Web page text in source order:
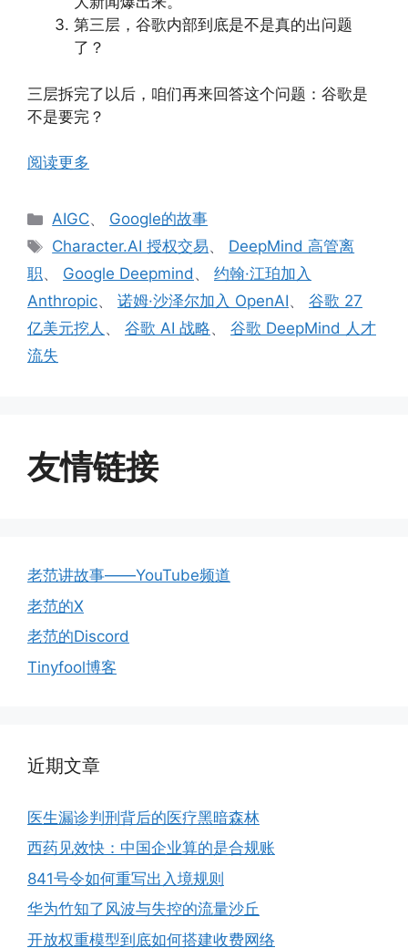
第三层，谷歌内部到底是不是真的出问题
了？
三层拆完了以后，咱们再来回答这个问题：谷歌是
不是要完？
阅读更多
分
类
AIGC、 Google的故事
标
签
Character.AI 授权交易、 DeepMind 高管离
职、 Google Deepmind 、 约翰·江珀加入
Anthropic、 诺姆·沙泽尔加入 OpenAI、 谷歌 27
亿美元挖人 、 谷歌 AI 战略、 谷歌 DeepMind 人才
流失
友情链接
老范讲故事——YouTube频道
老范的X
老范的Discord
Tinyfool博客
近期文章
医生漏诊判刑背后的医疗黑暗森林
西药见效快：中国企业算的是合规账
841号令如何重写出入境规则
华为竹知了风波与失控的流量沙丘
开放权重模型到底如何搭建收费网络